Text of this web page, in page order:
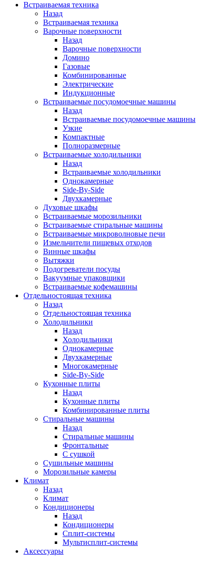
Встраиваемая техника
Назад
Встраиваемая техника
Варочные поверхности
Назад
Варочные поверхности
Домино
Газовые
Комбинированные
Электрические
Индукционные
Встраиваемые посудомоечные машины
Назад
Встраиваемые посудомоечные машины
Узкие
Компактные
Полноразмерные
Встраиваемые холодильники
Назад
Встраиваемые холодильники
Однокамерные
Side-By-Side
Двухкамерные
Духовые шкафы
Встраиваемые морозильники
Встраиваемые стиральные машины
Встраиваемые микроволновые печи
Измельчители пищевых отходов
Винные шкафы
Вытяжки
Подогреватели посуды
Вакуумные упаковщики
Встраиваемые кофемашины
Отдельностоящая техника
Назад
Отдельностоящая техника
Холодильники
Назад
Холодильники
Однокамерные
Двухкамерные
Многокамерные
Side-By-Side
Кухонные плиты
Назад
Кухонные плиты
Комбинированные плиты
Стиральные машины
Назад
Стиральные машины
Фронтальные
С сушкой
Сушильные машины
Морозильные камеры
Климат
Назад
Климат
Кондиционеры
Назад
Кондиционеры
Сплит-системы
Мультисплит-системы
Аксессуары